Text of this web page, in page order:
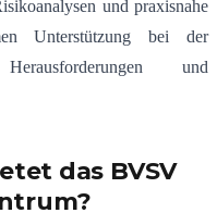
und praxisnahe
Unterstützung bei der
und
das BVSV